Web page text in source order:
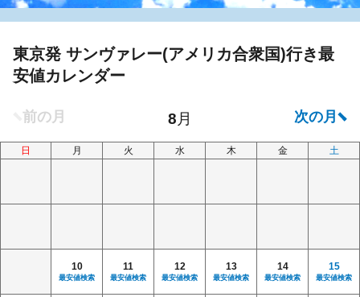
東京発 サンヴァレー(アメリカ合衆国)行き最
安値カレンダー
日 月 火 水 木 金 土
10
最安値検索
11
最安値検索
12
最安値検索
13
最安値検索
14
最安値検索
15
最安値検索